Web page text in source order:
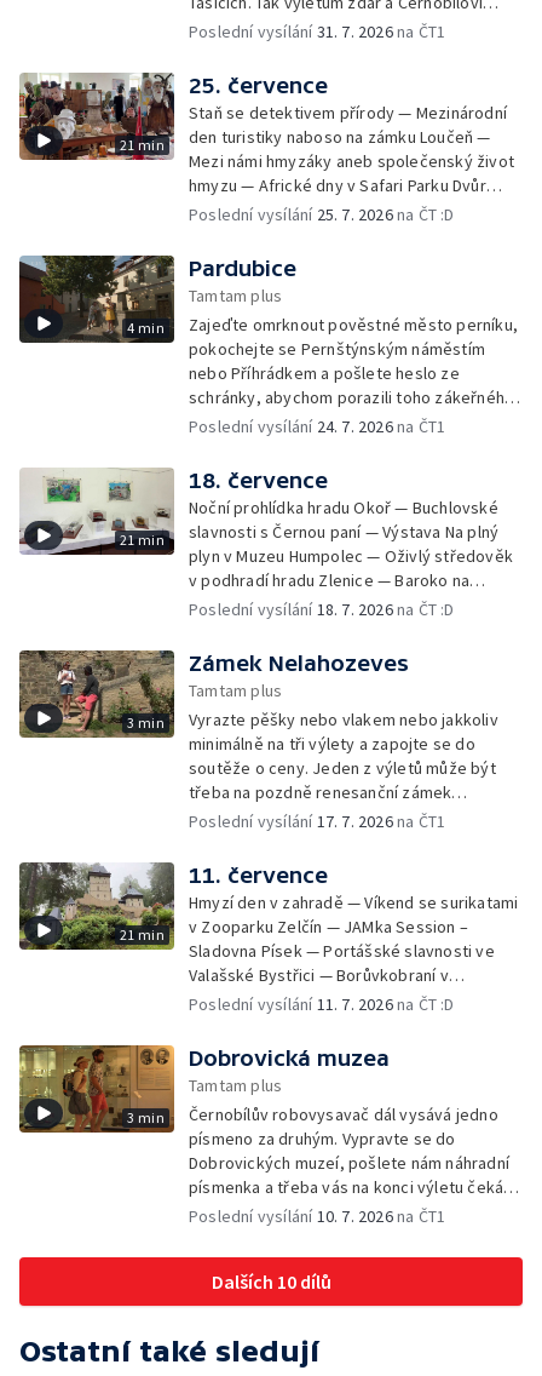
zmar!
Poslední vysílání31. 7. 2026na ČT1
21 min
25. července
Staň se detektivem přírody — Mezinárodní
den turistiky naboso na zámku Loučeň —
Mezi námi hmyzáky aneb společenský život
hmyzu — Africké dny v Safari Parku Dvůr
Králové — Den koní na Edenu — Lesní stezka
Eduard Held muzeum — Pohádkový Chlum u
Třeboně — Za skřítky do Slatiňan — Národní
zemědělské muzeum Ohrada — Anenská
sklářská slavnost
Poslední vysílání 25. 7. 2026na ČT :D
4 min
Pardubice
Tamtam plus
Zajeďte omrknout pověstné město perníku,
pokochejte se Pernštýnským náměstím
nebo Příhrádkem a pošlete heslo ze
schránky, abychom porazili toho zákeřného
Černobíla.
Poslední vysílání 24. 7. 2026na ČT1
21 min
18. července
Noční prohlídka hradu Okoř — Buchlovské
slavnosti s Černou paní — Výstava Na plný
plyn v Muzeu Humpolec — Oživlý středověk
v podhradí hradu Zlenice — Baroko na
Bylinkovém panství Rochlov — Výstava
nad Desnou — Pohádkové safari v Zooparku
Chomutov — Lesní slavnost Lapků z Drakova
— Centrum textilního tisku — Pekařská
sobota ve Valašském muzeu v přírodě
Poslední vysílání18. 7. 2026na ČT :D
3 min
Zámek Nelahozeves
Tamtam plus
Vyrazte pěšky nebo vlakem nebo jakkoliv
minimálně na tři výlety a zapojte se do
soutěže o ceny. Jeden z výletů může být
třeba na pozdně renesanční zámek
Nelahozeves.
Poslední vysílání17. 7. 2026na ČT1
21 min
11. července
Hmyzí den v zahradě — Víkend se surikatami
v Zooparku Zelčín — JAMka Session –
Sladovna Písek — Portášské slavnosti ve
Valašské Bystřici — Borůvkobraní v
Borovanech — Zmrzlinový den na zámku
Kouzelné bytosti z valašských pohádek —
Park Boheminium — Festival planet v Brně
Poslední vysílání11. 7. 2026na ČT :D
3 min
Dobrovická muzea
Tamtam plus
Černobílův robovysavač dál vysává jedno
písmeno za druhým. Vypravte se do
Dobrovických muzeí, pošlete nám náhradní
písmenka a třeba vás na konci výletu čeká
sladká tečka.
Poslední vysílání10. 7. 2026na ČT1
Dalších 10 dílů
Ostatní také sledují